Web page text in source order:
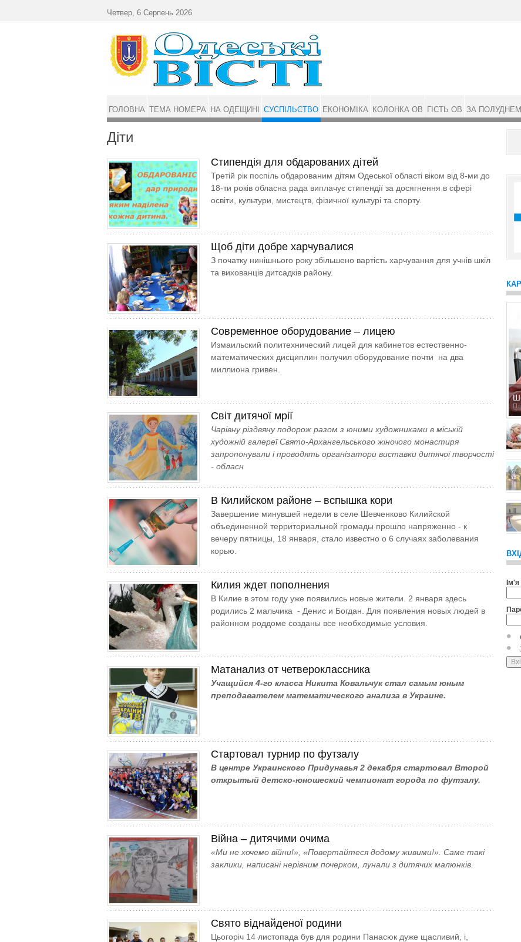
Діти
Стипендія для обдарованих дітей
Третій рік поспіль обдарованим дітям Одеської області віком від 8-ми до
18-ти років обласна рада виплачує стипендії за досягнення в сфері
освіти, культури, мистецтв, фізичної культурі та спорту.
Щоб діти добре харчувалися
З початку нинішнього року збільшено вартість харчування для учнів шкіл
та вихованців дитсадків району.
Современное оборудование – лицею
Измаильский политехнический лицей для кабинетов естественно-
математических дисциплин получил оборудование почти на два
миллиона гривен.
Світ дитячої мрії
Чарівну різдвяну подорож разом з юними художниками в міській
художній галереї Свято-Архангельського жіночого монастиря
запропонували і проводять організатори виставки дитячої творчості
- обласн
В Килийском районе – вспышка кори
Завершение минувшей недели в селе Шевченково Килийской
объединенной территориальной громады прошло напряженно - к
вечеру пятницы, 18 января, стало известно о 6 случаях заболевания
корью.
Килия ждет пополнения
В Килие в этом году уже появились новые жители. 2 января здесь
родились 2 мальчика - Денис и Богдан. Для появления новых людей в
районном роддоме созданы все необходимые условия.
Матанализ от четвероклассника
Учащийся 4-го класса Никита Ковальчук стал самым юным
преподавателем математического анализа в Украине.
Стартовал турнир по футзалу
В центре Украинского Придунавья 2 декабря стартовал Второй
открытый детско-юношеский чемпионат города по футзалу.
Війна – дитячими очима
«Ми не хочемо війни!», «Повертайтеся додому живими!». Саме такі
заклики, написані нерівним почерком, лунали з дитячих малюнків.
Свято віднайденої родини
Цьогоріч 14 листопада був для родини Панасюк дуже щасливий, і,
Четвер, 6 Серпень 2026
ГОЛОВНА ТЕМА НОМЕРА НА ОДЕЩИНІ СУСПІЛЬСТВО ЕКОНОМІКА КОЛОНКА ОВ ГІСТЬ ОВ ЗА ПОЛУДНЕМ